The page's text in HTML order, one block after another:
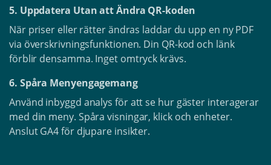
5. Uppdatera Utan att Ändra QR-koden
När priser eller rätter ändras laddar du upp en ny PDF
via överskrivningsfunktionen. Din QR-kod och länk
förblir densamma. Inget omtryck krävs.
6. Spåra Menyengagemang
Använd inbyggd analys för att se hur gäster interagerar
med din meny. Spåra visningar, klick och enheter.
Anslut GA4 för djupare insikter.